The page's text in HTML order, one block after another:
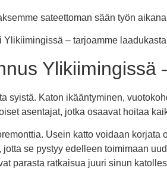
sateettoman sään työn
– tarjoamme
syistä. Katon ikääntyminen,
asentajat, jotka osaavat hoitaa
Usein katto voidaan
se pystyy edelleen toimimaan
parasta ratkaisua juuri sinun